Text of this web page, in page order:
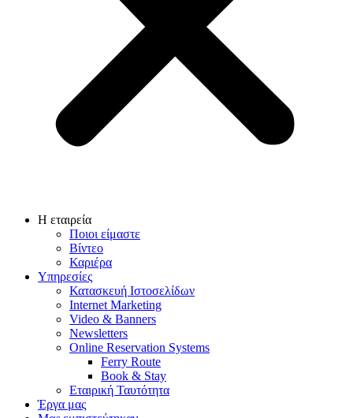
Η εταιρεία
Ποιοι είμαστε
Βίντεο
Καριέρα
Υπηρεσίες
Κατασκευή Ιστοσελίδων
Internet Marketing
Video & Banners
Newsletters
Online Reservation Systems
Ferry Route
Book & Stay
Εταιρική Ταυτότητα
Έργα μας